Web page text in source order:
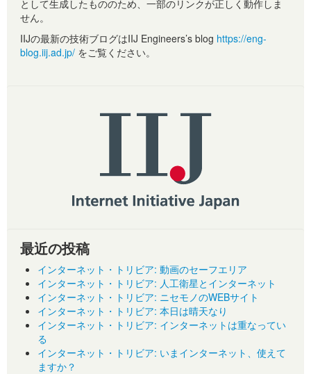
として生成したもののため、一部のリンクが正しく動作しま
せん。
IIJの最新の技術ブログはIIJ Engineers’s blog https://eng-
blog.iij.ad.jp/ をご覧ください。
最近の投稿
インターネット・トリビア: 動画のセーフエリア
インターネット・トリビア: 人工衛星とインターネット
インターネット・トリビア: ニセモノのWEBサイト
インターネット・トリビア: 本日は晴天なり
インターネット・トリビア: インターネットは重なってい
る
インターネット・トリビア: いまインターネット、使えて
ますか？